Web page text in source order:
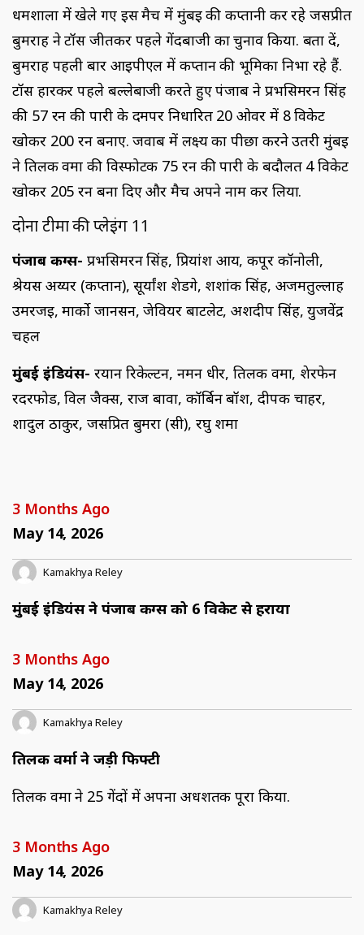
धर्मशाला में खेले गए इस मैच में मुंबई की कप्तानी कर रहे जसप्रीत
बुमराह ने टॉस जीतकर पहले गेंदबाजी का चुनाव किया. बता दें,
बुमराह पहली बार आईपीएल में कप्तान की भूमिका निभा रहे हैं.
टॉस हारकर पहले बल्लेबाजी करते हुए पंजाब ने प्रभसिमरन सिंह
की 57 रन की पारी के दमपर निर्धारित 20 ओवर में 8 विकेट
खोकर 200 रन बनाए. जवाब में लक्ष्य का पीछा करने उतरी मुंबई
ने तिलक वर्मा की विस्फोटक 75 रन की पारी के बदौलत 4 विकेट
खोकर 205 रन बना दिए और मैच अपने नाम कर लिया.
दोनों टीमों की प्लेइंग 11
पंजाब किंग्स-प्रभसिमरन सिंह, प्रियांश आर्य, कपूर कॉनोली,
श्रेयस अय्यर (कप्तान), सूर्यांश शेडगे, शशांक सिंह, अजमतुल्लाह
उमरजई, मार्को जानसन, जेवियर बार्टलेट, अर्शदीप सिंह, युजवेंद्र
चहल
मुंबई इंडियंस- रयान रिकेल्टन, नमन धीर, तिलक वर्मा, शेरफेन
रदरफोर्ड, विल जैक्स, राज बावा, कॉर्बिन बॉश, दीपक चाहर,
शार्दुल ठाकुर, जसप्रित बुमरा (सी), रघु शर्मा
3 Months Ago
May 14, 2026
Kamakhya Reley
मुंबई इंडियंस ने पंजाब किंग्स को 6 विकेट से हराया
3 Months Ago
May 14, 2026
Kamakhya Reley
तिलक वर्मा ने जड़ी फिफ्टी
तिलक वर्मा ने 25 गेंदों में अपना अर्धशतक पूरा किया.
3 Months Ago
May 14, 2026
Kamakhya Reley